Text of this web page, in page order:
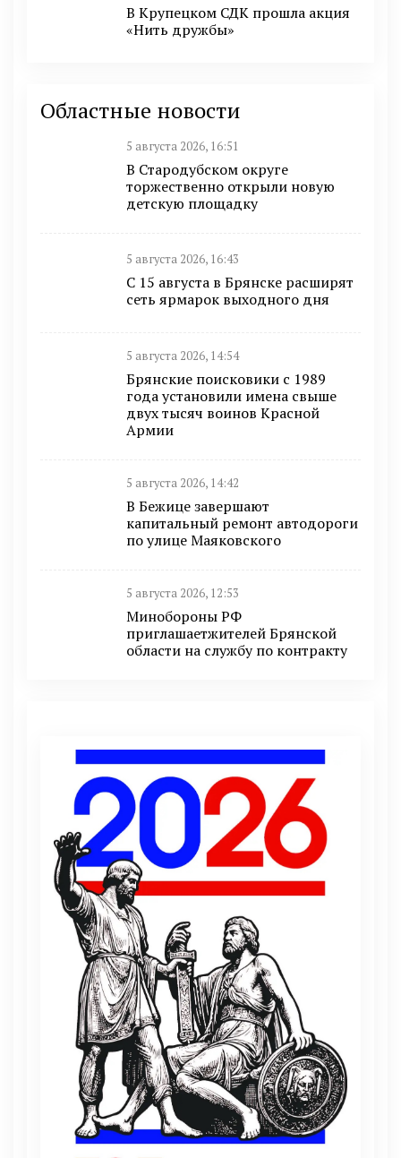
В Крупецком СДК прошла акция
«Нить дружбы»
Областные новости
5 августа 2026, 16:51
В Стародубском округе
торжественно открыли новую
детскую площадку
5 августа 2026, 16:43
С 15 августа в Брянске расширят
сеть ярмарок выходного дня
5 августа 2026, 14:54
Брянские поисковики с 1989
года установили имена свыше
двух тысяч воинов Красной
Армии
5 августа 2026, 14:42
В Бежице завершают
капитальный ремонт автодороги
по улице Маяковского
5 августа 2026, 12:53
Минобoроны РФ
приглaшaетжитeлeй Брянской
области на службу по контракту